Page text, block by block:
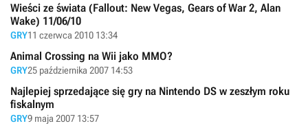
Wieści ze świata (Fallout: New Vegas, Gears of War 2, Alan
Wake) 11/06/10
GRY11 czerwca 2010 13:34
Animal Crossing na Wii jako MMO?
GRY25 października 2007 14:53
Najlepiej sprzedające się gry na Nintendo DS w zeszłym roku
fiskalnym
GRY9 maja 2007 13:57